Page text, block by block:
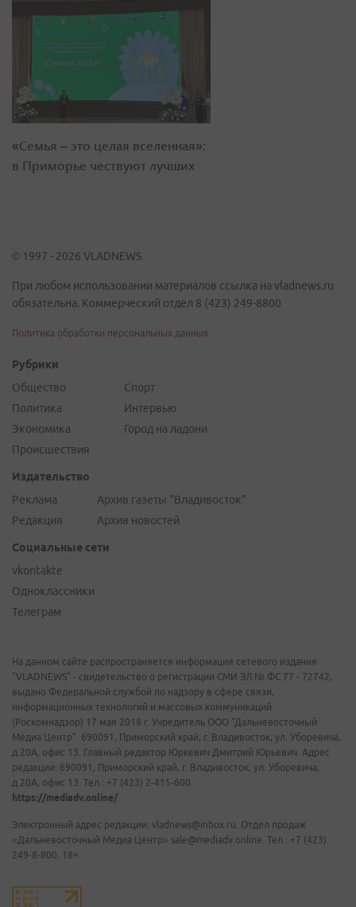
«Семья – это целая вселенная»:
в Приморье чествуют лучших
© 1997 - 2026 VLADNEWS
При любом использовании материалов ссылка на vladnews.ru
обязательна. Коммерческий отдел 8 (423) 249-8800
Политика обработки персональных данных
Рубрики
Общество
Политика
Экономика
Происшествия
Спорт
Интервью
Город на ладони
Издательство
Реклама
Редакция
Архив газеты "Владивосток"
Архив новостей
Социальные сети
vkontakte
Одноклассники
Телеграм
На данном сайте распространяется информация сетевого издания
"VLADNEWS" - свидетельство о регистрации СМИ ЭЛ № ФС 77 - 72742,
выдано Федеральной службой по надзору в сфере связи,
информационных технологий и массовых коммуникаций
(Роскомнадзор) 17 мая 2018 г. Учредитель ООО "Дальневосточный
Медиа Центр". 690091, Приморский край, г. Владивосток, ул. Уборевича,
д.20А, офис 13. Главный редактор Юркевич Дмитрий Юрьевич. Адрес
редакции: 690091, Приморский край, г. Владивосток, ул. Уборевича,
д.20А, офис 13. Тел.: +7 (423) 2-415-600.
https://mediadv.online/
Электронный адрес редакции: vladnews@inbox.ru. Отдел продаж
«Дальневосточный Медиа Центр» sale@mediadv.online. Тел.: +7 (423)
249-8-800. 18+